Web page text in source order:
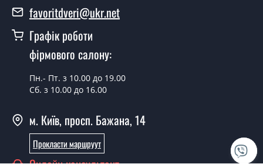
замірника?
Так можна.
У вас є в наявності готові полуторні
Так, ми маємо великий асортимент готових
Яка вартість найдешевших
полуторних вхідних дверей?
favoritdveri@ukr.net
Графік роботи
фірмового салону:
Пн.- Пт. з 10.00 до 19.00
Сб. з 10.00 до 16.00
м. Київ, просп. Бажана, 14
Прокласти маршруут